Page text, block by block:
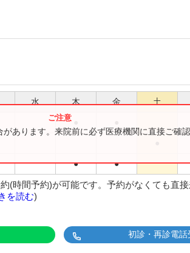
水 木 金 土
● ●
あります。来院前に必ず医療機関に直接ご確認
(時間予約)が可能です。予約がなくても直接
を読む)
初診・再診電話